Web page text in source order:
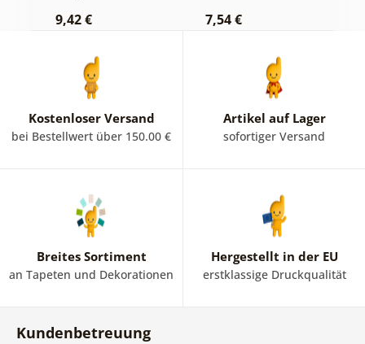
9,42 € 7,54 €
Kostenloser Versand
bei Bestellwert über 150.00 €
Artikel auf Lager
sofortiger Versand
Breites Sortiment
an Tapeten und Dekorationen
Hergestellt in der EU
erstklassige Druckqualität
Kundenbetreuung